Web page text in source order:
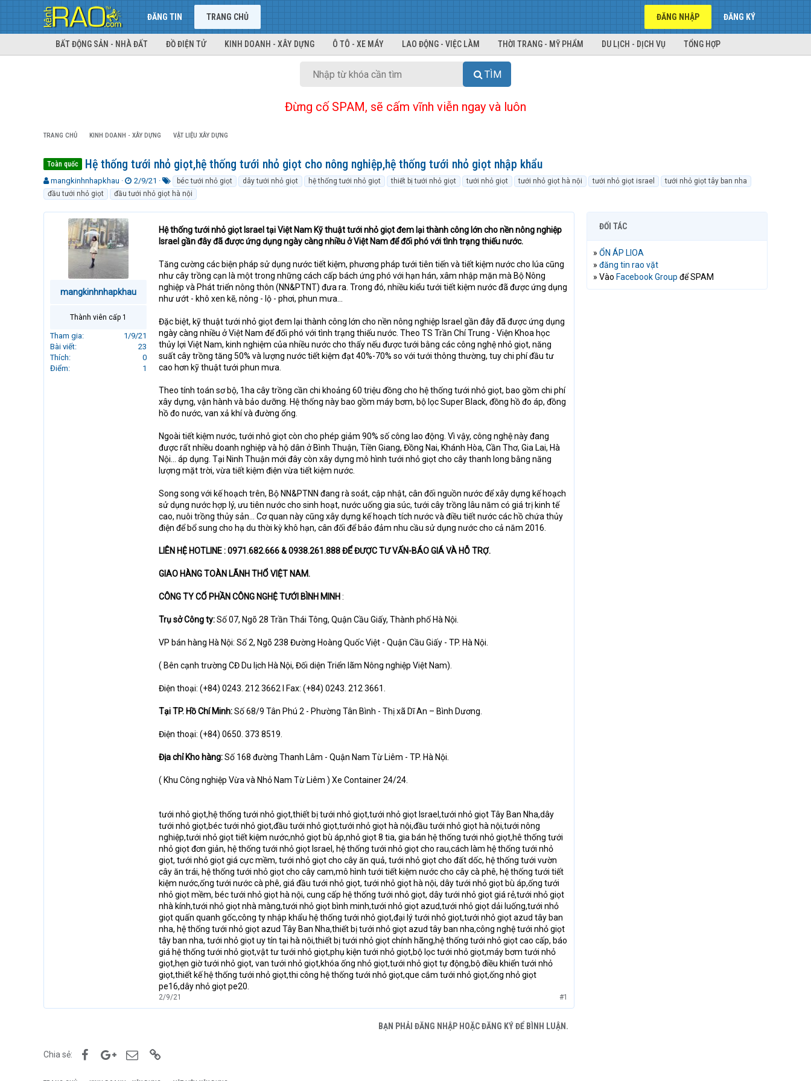
ĐĂNG TIN TRANG CHỦ ĐĂNG NHẬP ĐĂNG KÝ
BẤT ĐỘNG SẢN - NHÀ ĐẤT ĐỒ ĐIỆN TỬ KINH DOANH - XÂY DỰNG Ô TÔ - XE MÁY LAO ĐỘNG - VIỆC LÀM THỜI TRANG - MỸ PHẨM DU LỊCH - DỊCH VỤ TỔNG HỢP
TÌM
Đừng cố SPAM, sẽ cấm vĩnh viễn ngay và luôn
TRANG CHỦ KINH DOANH - XÂY DỰNG VẬT LIỆU XÂY DỰNG
Toàn quốc Hệ thống tưới nhỏ giọt,hệ thống tưới nhỏ giọt cho nông nghiệp,hệ thống tưới nhỏ giọt nhập khẩu
T
h
r
e
mangkinhnhapkhau
N
g
à
y
2/9/21
ừ
k
h
ó
a
béc tưới nhỏ giọt dây tưới nhỏ giọt hệ thống tưới nhỏ giọt thiết bị tưới nhỏ giọt tưới nhỏ giọt tưới nhỏ giọt hà nội tưới nhỏ giọt israel
tưới nhỏ giọt tây ban nha
đầu tưới nhỏ giọt
đầu tưới nhỏ giọt hà nội
mangkinhnhapkhau
Thành viên cấp 1
Tham gia
1/9/21
Bài viết
23
Thích
0
Điểm
1
Hệ thống tưới nhỏ giọt Israel tại Việt Nam Kỹ thuật tưới nhỏ giọt đem lại thành công lớn cho nền nông nghiệp
Israel gần đây đã được ứng dụng ngày càng nhiều ở Việt Nam để đối phó với tình trạng thiếu nước.
Tăng cường các biện pháp sử dụng nước tiết kiệm, phương pháp tưới tiên tiến và tiết kiệm nước cho lúa cũng
như cây trồng cạn là một trong những cách cấp bách ứng phó với hạn hán, xâm nhập mặn mà Bộ Nông
nghiệp và Phát triển nông thôn (NN&PTNT) đưa ra. Trong đó, nhiều kiểu tưới tiết kiệm nước đã được ứng dụng
như ướt - khô xen kẽ, nông - lộ - phơi, phun mưa…
Đặc biệt, kỹ thuật tưới nhỏ giọt đem lại thành công lớn cho nền nông nghiệp Israel gần đây đã được ứng dụng
ngày càng nhiều ở Việt Nam để đối phó với tình trạng thiếu nước. Theo TS Trần Chí Trung - Viện Khoa học
thủy lợi Việt Nam, kinh nghiệm của nhiều nước cho thấy nếu được tưới bằng các công nghệ nhỏ giọt, năng
suất cây trồng tăng 50% và lượng nước tiết kiệm đạt 40%-70% so với tưới thông thường, tuy chi phí đầu tư
cao hơn kỹ thuật tưới phun mưa.
Theo tính toán sơ bộ, 1ha cây trồng cần chi khoảng 60 triệu đồng cho hệ thống tưới nhỏ giọt, bao gồm chi phí
xây dựng, vận hành và bảo dưỡng. Hệ thống này bao gồm máy bơm, bộ lọc Super Black, đồng hồ đo áp, đồng
hồ đo nước, van xả khí và đường ống.
Ngoài tiết kiệm nước, tưới nhỏ giọt còn cho phép giảm 90% số công lao động. Vì vậy, công nghệ này đang
được rất nhiều doanh nghiệp và hộ dân ở Bình Thuận, Tiền Giang, Đồng Nai, Khánh Hòa, Cần Thơ, Gia Lai, Hà
Nội… áp dụng. Tại Ninh Thuận mới đây còn xây dựng mô hình tưới nhỏ giọt cho cây thanh long bằng năng
lượng mặt trời, vừa tiết kiệm điện vừa tiết kiệm nước.
Song song với kế hoạch trên, Bộ NN&PTNN đang rà soát, cập nhật, cân đối nguồn nước để xây dựng kế hoạch
sử dụng nước hợp lý, ưu tiên nước cho sinh hoạt, nước uống gia súc, tưới cây trồng lâu năm có giá trị kinh tế
cao, nuôi trồng thủy sản... Cơ quan này cũng xây dựng kế hoạch tích nước và điều tiết nước các hồ chứa thủy
điện để bổ sung cho hạ du thời kỳ khô hạn, cân đối để bảo đảm nhu cầu sử dụng nước cho cả năm 2016.
LIÊN HỆ HOTLINE : 0971.682.666 & 0938.261.888 ĐỂ ĐƯỢC TƯ VẤN-BÁO GIÁ VÀ HỖ TRỢ.
GIAO HÀNG TOÀN LÃNH THỔ VIỆT NAM.
CÔNG TY CỔ PHẦN CÔNG NGHỆ TƯỚI BÌNH MINH :
Trụ sở Công ty:Số 07, Ngõ 28 Trần Thái Tông, Quận Cầu Giấy, Thành phố Hà Nội.
VP bán hàng Hà Nội: Số 2, Ngõ 238 Đường Hoàng Quốc Việt - Quận Cầu Giấy - TP. Hà Nội.
( Bên cạnh trường CĐ Du lịch Hà Nội, Đối diện Triển lãm Nông nghiệp Việt Nam).
Điện thoại: (+84) 0243. 212 3662 I Fax: (+84) 0243. 212 3661.
Tại TP. Hồ Chí Minh:Số 68/9 Tân Phú 2 - Phường Tân Bình - Thị xã Dĩ An – Bình Dương.
Điện thoại: (+84) 0650. 373 8519.
Địa chỉ Kho hàng:Số 168 đường Thanh Lâm - Quận Nam Từ Liêm - TP. Hà Nội.
( Khu Công nghiệp Vừa và Nhỏ Nam Từ Liêm ) Xe Container 24/24.
tưới nhỏ giọt,hệ thống tưới nhỏ giọt,thiết bị tưới nhỏ giọt,tưới nhỏ giọt Israel,tưới nhỏ giọt Tây Ban Nha,dây
tưới nhỏ giọt,béc tưới nhỏ giọt,đầu tưới nhỏ giọt,tưới nhỏ giọt hà nội,đầu tưới nhỏ giọt hà nội,tưới nông
nghiệp,tưới nhỏ giọt tiết kiệm nước,nhỏ giọt bù áp,nhỏ giọt 8 tia, gia bán hệ thống tưới nhỏ giọt,hê thống tưới
nhỏ giọt đơn giản, hệ thống tưới nhỏ giọt Israel, hệ thống tưới nhỏ giọt cho rau,cách làm hệ thống tưới nhỏ
giọt, tưới nhỏ giọt giá cực mềm, tưới nhỏ giọt cho cây ăn quả, tưới nhỏ giọt cho đất dốc, hệ thống tưới vườn
cây ăn trái, hệ thống tưới nhỏ giọt cho cây cam,mô hình tưới tiết kiệm nước cho cây cà phê, hệ thống tưới tiết
kiệm nước,ống tưới nước cà phê, giá đầu tưới nhỏ giọt, tưới nhỏ giọt hà nội, dây tưới nhỏ giọt bù áp,ống tưới
nhỏ giọt mềm, béc tưới nhỏ giọt hà nội, cung cấp hệ thống tưới nhỏ giọt, dây tưới nhỏ giọt giá rẻ,tưới nhỏ giọt
nhà kính,tưới nhỏ giọt nhà màng,tưới nhỏ giọt bình minh,tưới nhỏ giọt azud,tưới nhỏ giọt dải luống,tưới nhỏ
giọt quấn quanh gốc,công ty nhập khẩu hệ thống tưới nhỏ giọt,đại lý tưới nhỏ giọt,tưới nhỏ giọt azud tây ban
nha, hệ thống tưới nhỏ giọt azud Tây Ban Nha,thiết bị tưới nhỏ giọt azud tây ban nha,công nghệ tưới nhỏ giọt
tây ban nha, tưới nhỏ giọt uy tín tại hà nội,thiết bị tưới nhỏ giọt chính hãng,hệ thống tưới nhỏ giọt cao cấp, báo
giá hệ thống tưới nhỏ giọt,vật tư tưới nhỏ giọt,phụ kiện tưới nhỏ giọt,bộ lọc tưới nhỏ giọt,máy bơm tưới nhỏ
giọt,hẹn giờ tưới nhỏ giọt, van tưới nhỏ giọt,khóa ống nhỏ giọt,tưới nhỏ giọt tự động,bộ điều khiển tưới nhỏ
giọt,thiết kế hệ thống tưới nhỏ giọt,thi công hệ thống tưới nhỏ giọt,que cắm tưới nhỏ giọt,ống nhỏ giọt
pe16,dây nhỏ giọt pe20.
2/9/21 #1
BẠN PHẢI ĐĂNG NHẬP HOẶC ĐĂNG KÝ ĐỂ BÌNH LUẬN.
Chia sẻ: FacebookGoogle+Email
ĐỐI TÁC
» ỔN ÁP LIOA
» đăng tin rao vặt
» Vào Facebook Group để SPAM